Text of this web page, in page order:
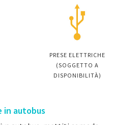
PRESE ELETTRICHE
(SOGGETTO A
DISPONIBILITÀ)
in autobus